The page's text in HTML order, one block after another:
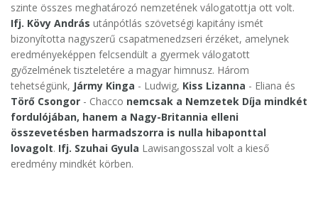
szinte összes meghatározó nemzetének válogatottja ott volt.
Ifj. Kövy András utánpótlás szövetségi kapitány ismét
bizonyította nagyszerű csapatmenedzseri érzéket, amelynek
eredményeképpen felcsendült a gyermek válogatott
győzelmének tiszteletére a magyar himnusz. Három
tehetségünk, Jármy Kinga - Ludwig, Kiss Lizanna - Eliana és
Törő Csongor - Chacco nemcsak a Nemzetek Díja mindkét
fordulójában, hanem a Nagy-Britannia elleni
összevetésben harmadszorra is nulla hibaponttal
lovagolt. Ifj. Szuhai Gyula Lawisangosszal volt a kieső
eredmény mindkét körben.